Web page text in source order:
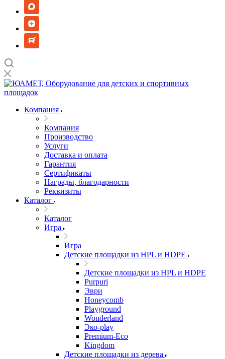
Компания
Компания
Производство
Услуги
Доставка и оплата
Гарантия
Сертификаты
Награды, благодарности
Реквизиты
Каталог
Каталог
Игра
Игра
Детские площадки из HPL и HDPE
Детские площадки из HPL и HDPE
Purpuri
Эври
Honeycomb
Playground
Wonderland
Эко-play
Premium-Eco
Kingdom
Детские площадки из дерева